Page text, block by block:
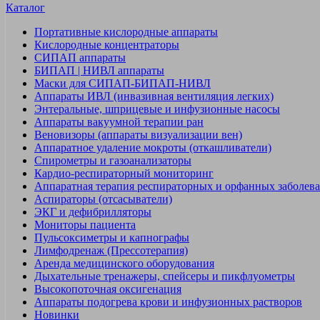
Каталог
Портативные кислородные аппараты
Кислородные концентраторы
СИПАП аппараты
БИПАП | НИВЛ аппараты
Маски для СИПАП-БИПАП-НИВЛ
Аппараты ИВЛ (инвазивная вентиляция легких)
Энтеральные, шприцевые и инфузионные насосы
Аппараты вакуумной терапии ран
Веновизоры (аппараты визуализации вен)
Аппаратное удаление мокроты (откашливатели)
Спирометры и газоанализаторы
Кардио-респираторный мониторинг
Аппаратная терапия респираторных и орфанных
Аспираторы (отсасыватели)
ЭКГ и дефибрилляторы
Мониторы пациента
Пульсоксиметры и капнографы
Лимфодренаж (Прессотерапия)
Аренда медицинского оборудования
Дыхательные тренажеры, спейсеры и пикфлуометры
Высокопоточная оксигенация
Аппараты подогрева крови и инфузионных растворов
Новинки